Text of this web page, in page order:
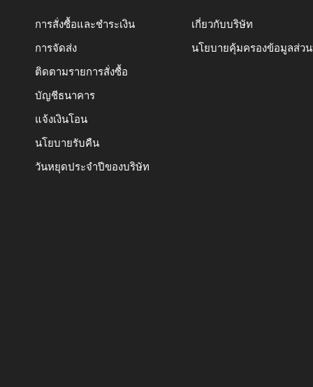
การสั่งซื้อและชำระเงิน
การจัดส่ง
ติดตามรายการสั่งซื้อ
บัญชีธนาคาร
แจ้งเงินโอน
นโยบายรับคืน
วันหยุดประจำปีของบริษัท
เกี่ยวกับบริษัท
นโยบายคุ้มครองข้อมูลส่ว